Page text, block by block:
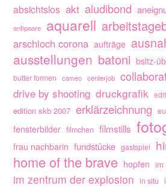
absichtslos akt aludibond
antipaare aquarell
arschloch corona aufträge
ausstellungen batoni bsltz-
butter formen cameo centerjob
drive by shooting druckgrafik
edition skb 2007 erklärzeichnung
fensterbilder filmchen filmstills
frau nachbarin fundstücke gastspiel
home of the brave hopfen im
im zentrum der explosion in situ